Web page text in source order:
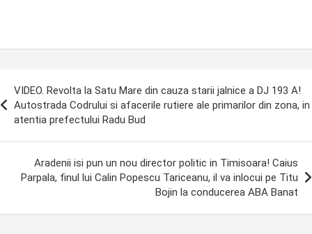
VIDEO. Revolta la Satu Mare din cauza starii jalnice a DJ 193 A!
Autostrada Codrului si afacerile rutiere ale primarilor din zona, in
atentia prefectului Radu Bud
Aradenii isi pun un nou director politic in Timisoara! Caius
Parpala, finul lui Calin Popescu Tariceanu, il va inlocui pe Titu
Bojin la conducerea ABA Banat